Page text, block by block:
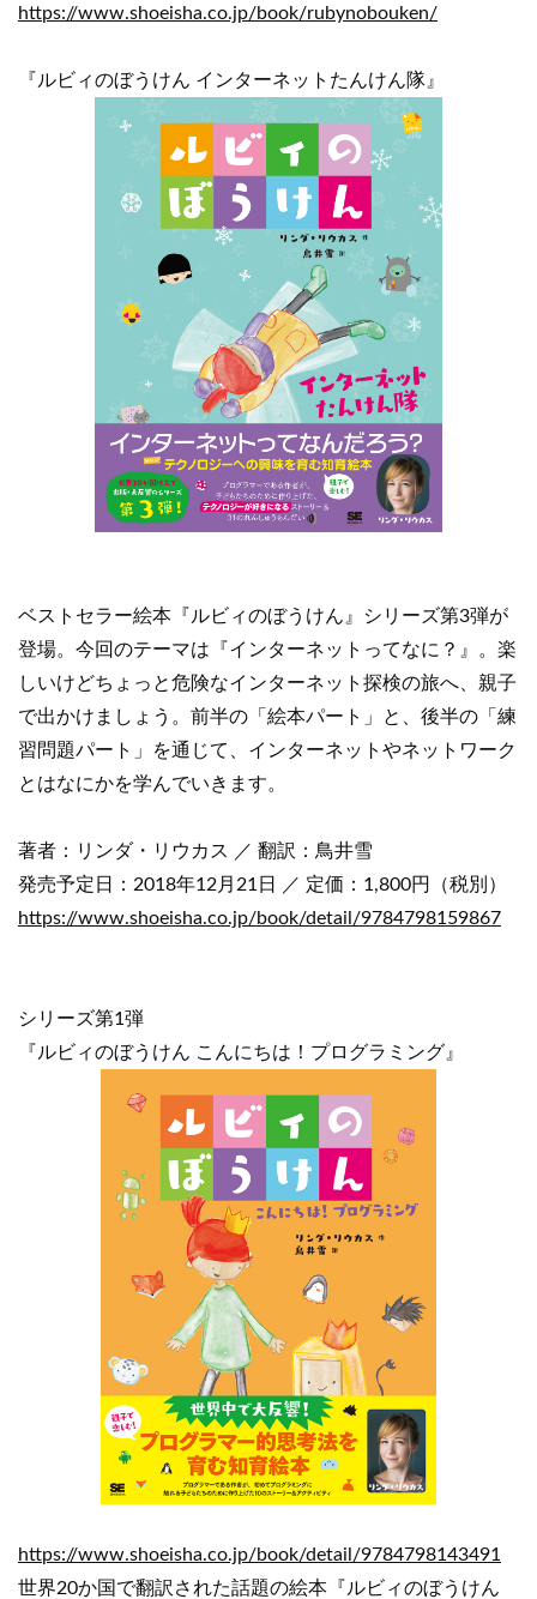
https://www.shoeisha.co.jp/book/rubynobouken/
『ルビィのぼうけん インターネットたんけん隊』
ベストセラー絵本『ルビィのぼうけん』シリーズ第3弾が
登場。今回のテーマは『インターネットってなに？』。楽
しいけどちょっと危険なインターネット探検の旅へ、親子
で出かけましょう。前半の「絵本パート」と、後半の「練
習問題パート」を通じて、インターネットやネットワーク
とはなにかを学んでいきます。
著者：リンダ・リウカス ／ 翻訳：鳥井雪
発売予定日：2018年12月21日 ／ 定価：1,800円（税別）
https://www.shoeisha.co.jp/book/detail/9784798159867
シリーズ第1弾
『ルビィのぼうけん こんにちは！プログラミング』
https://www.shoeisha.co.jp/book/detail/9784798143491
世界20か国で翻訳された話題の絵本『ルビィのぼうけん